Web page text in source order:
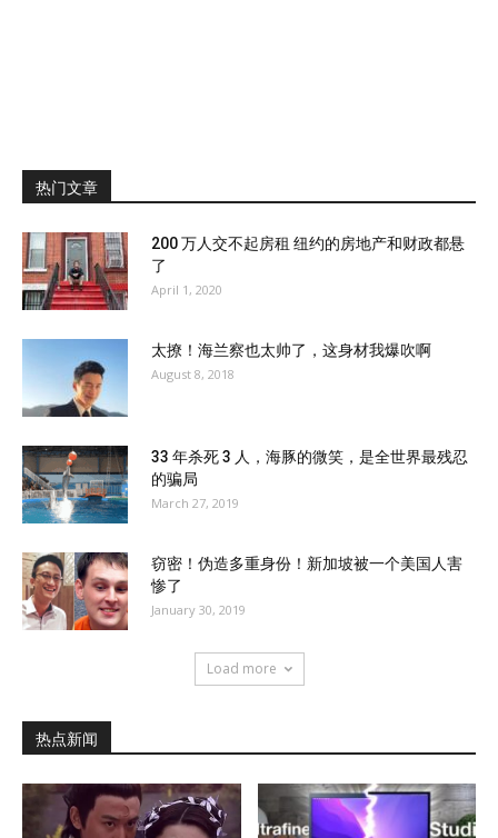
热门文章
200 万人交不起房租 纽约的房地产和财政都悬
了
April 1, 2020
太撩！海兰察也太帅了，这身材我爆吹啊
August 8, 2018
33 年杀死 3 人，海豚的微笑，是全世界最残忍
的骗局
March 27, 2019
窃密！伪造多重身份！新加坡被一个美国人害
惨了
January 30, 2019
Load more
热点新闻